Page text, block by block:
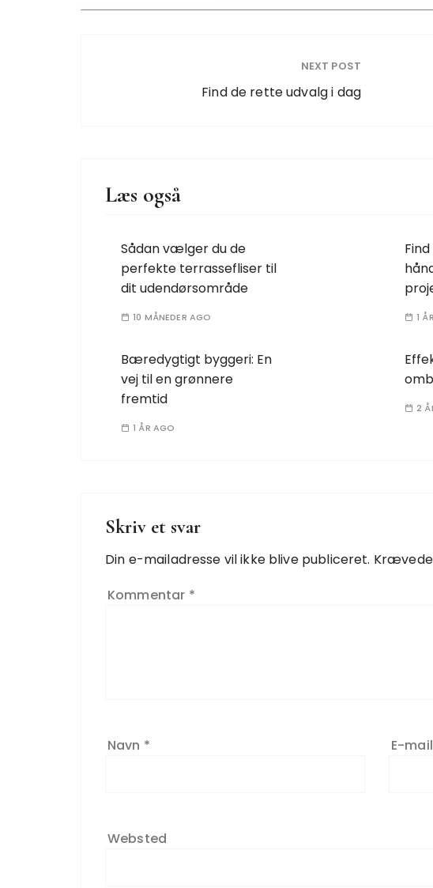
NEXT POST
Find de rette udvalg i dag
Læs også
Sådan vælger du de
perfekte terrassefliser til
dit udendørsområde
10 MÅNEDER AGO 1
Bæredygtigt byggeri: En
vej til en grønnere
fremtid
1 ÅR AGO
2
Skriv et svar
Din e-mailadresse vil ikke blive publiceret.
Kommentar *
Navn * E-mail
Websted